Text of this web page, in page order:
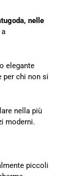
nelle
elegante
per chi non si
nella più
moderni.
piccoli